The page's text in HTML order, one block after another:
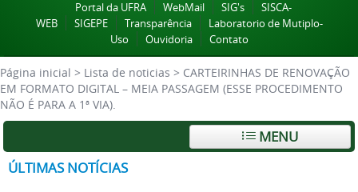
Portal da UFRA WebMail SIG's
SISCA-
WEB
SIGEPE Transparência
Laboratorio de Mutiplo-
Uso
Ouvidoria Contato
Página inicial > Lista de noticias > CARTEIRINHAS DE RENOVAÇÃO
EM FORMATO DIGITAL – MEIA PASSAGEM (ESSE PROCEDIMENTO
NÃO É PARA A 1ª VIA).
MENU
ÚLTIMAS NOTÍCIAS